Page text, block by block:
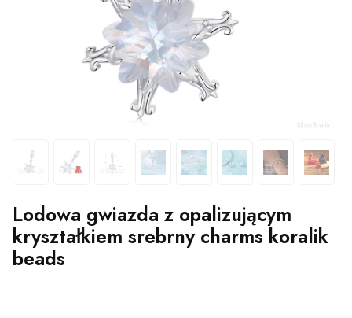
Lodowa gwiazda z opalizującym
kryształkiem srebrny charms koralik
beads